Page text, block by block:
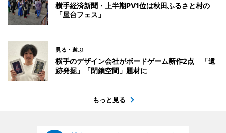
横手経済新聞・上半期PV1位は秋田ふるさと村の
「屋台フェス」
見る・遊ぶ
横手のデザイン会社がボードゲーム新作2点 「遺
跡発掘」「閉鎖空間」題材に
もっと見る